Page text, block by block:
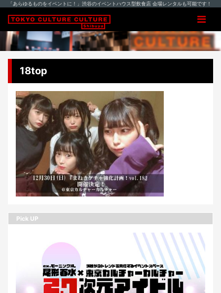
「あらゆるものをイベントに！」渋谷のイベントハウス型飲食店 会場レンタルも可能です！
18top
Pick UP